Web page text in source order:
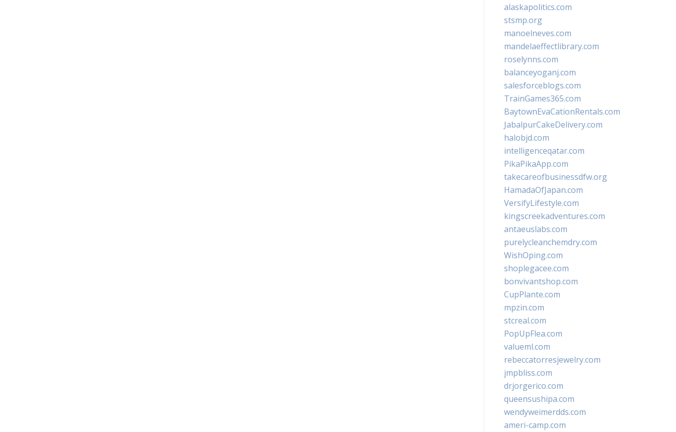
alaskapolitics.com
stsmp.org
manoelneves.com
mandelaeffectlibrary.com
roselynns.com
balanceyoganj.com
salesforceblogs.com
TrainGames365.com
BaytownEvaCationRentals.com
JabalpurCakeDelivery.com
halobjd.com
intelligenceqatar.com
PikaPikaApp.com
takecareofbusinessdfw.org
HamadaOfJapan.com
VersifyLifestyle.com
kingscreekadventures.com
antaeuslabs.com
purelycleanchemdry.com
WishOping.com
shoplegacee.com
bonvivantshop.com
CupPlante.com
mpzin.com
stcreal.com
PopUpFlea.com
valueml.com
rebeccatorresjewelry.com
jmpbliss.com
drjorgerico.com
queensushipa.com
wendyweimerdds.com
ameri-camp.com